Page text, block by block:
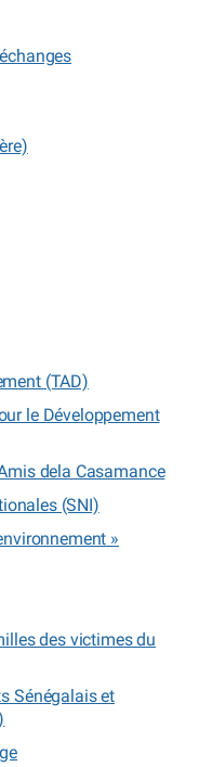
(TAD)
le Développement
dela Casamance
(SNI)
»
des victimes du
Sénégalais et